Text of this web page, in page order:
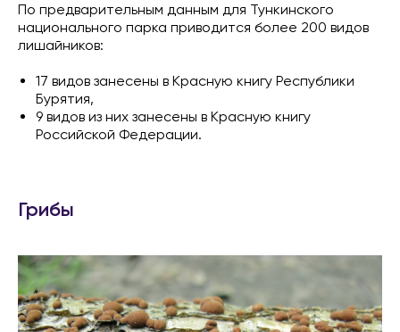
По предварительным данным для Тункинского
национального парка приводится более 200 видов
лишайников:
17 видов занесены в Красную книгу Республики
Бурятия,
9 видов из них занесены в Красную книгу
Российской Федерации.
Грибы